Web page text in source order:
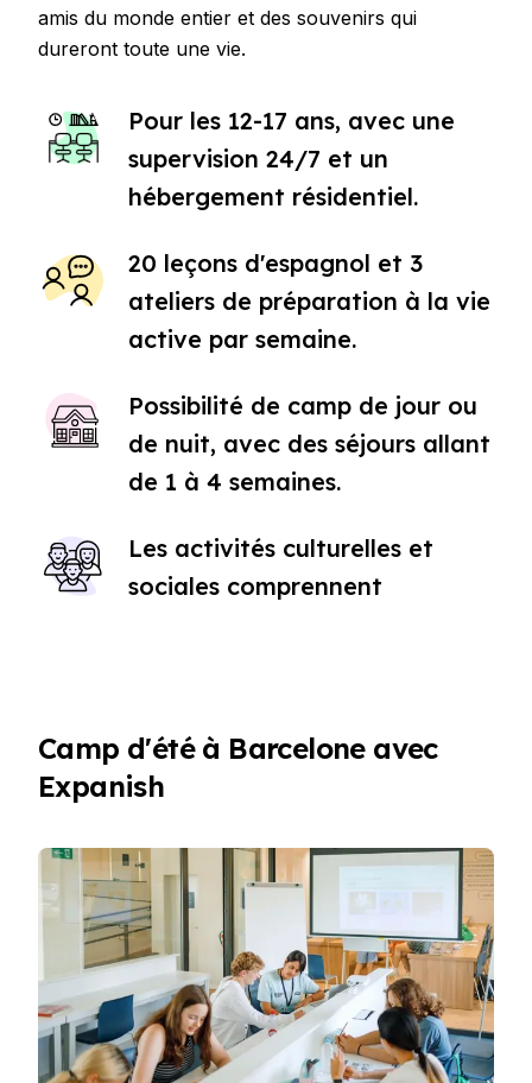
amis du monde entier et des souvenirs qui
dureront toute une vie.
Pour les 12-17 ans, avec une
supervision 24/7 et un
hébergement résidentiel.
20 leçons d'espagnol et 3
ateliers de préparation à la vie
active par semaine.
Possibilité de camp de jour ou
de nuit, avec des séjours allant
de 1 à 4 semaines.
Les activités culturelles et
sociales comprennent
Camp d'été à Barcelone avec
Expanish